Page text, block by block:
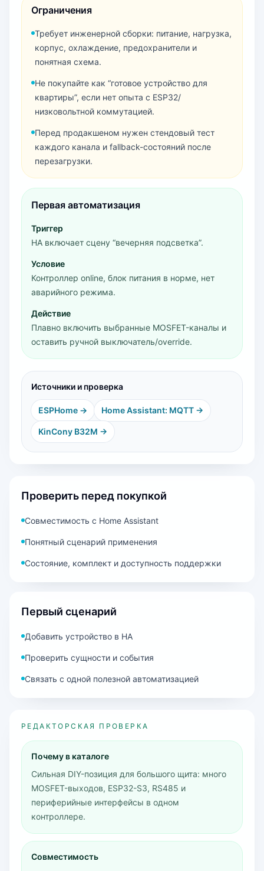
Ограничения
Требует инженерной сборки: питание, нагрузка,
корпус, охлаждение, предохранители и
понятная схема.
Не покупайте как “готовое устройство для
квартиры”, если нет опыта с ESP32/
низковольтной коммутацией.
Перед продакшеном нужен стендовый тест
каждого канала и fallback-состояний после
перезагрузки.
Первая автоматизация
Триггер
HA включает сцену “вечерняя подсветка”.
Условие
Контроллер online, блок питания в норме, нет
аварийного режима.
Действие
Плавно включить выбранные MOSFET-каналы и
оставить ручной выключатель/override.
Источники и проверка
ESPHome → Home Assistant: MQTT →
KinCony B32M →
Проверить перед покупкой
Совместимость с Home Assistant
Понятный сценарий применения
Состояние, комплект и доступность поддержки
Первый сценарий
Добавить устройство в HA
Проверить сущности и события
Связать с одной полезной автоматизацией
РЕДАКТОРСКАЯ ПРОВЕРКА
Почему в каталоге
Сильная DIY-позиция для большого щита: много
MOSFET-выходов, ESP32-S3, RS485 и
периферийные интерфейсы в одном
контроллере.
Совместимость